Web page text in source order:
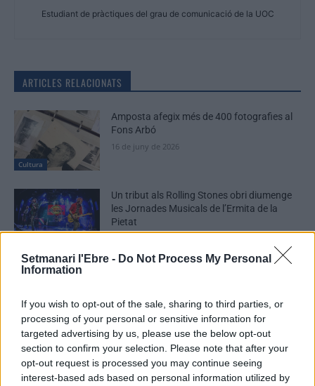
Setmanari l'Ebre - Do Not Process My Personal
Information
If you wish to opt-out of the sale, sharing to third parties, or
processing of your personal or sensitive information for
targeted advertising by us, please use the below opt-out
section to confirm your selection. Please note that after your
opt-out request is processed you may continue seeing
interest-based ads based on personal information utilized by
Estudiant de pràctiques del grau de comunicació de la UOC
ARTICLES RELACIONATS
Cultura
Amposta afegix més de 400 fotografies al
Fons Arbó
16 de juny de 2026
Un tribut als Rolling Stones obri diumenge
les Jornades Musicals de l’Ermita de la
Pietat
Societat
Castell de Miravet
29 de maig de 2026